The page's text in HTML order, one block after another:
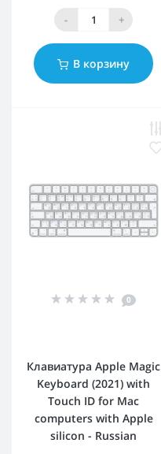
- +
В корзину
0
Клавиатура Apple Magic
Keyboard (2021) with
Touch ID for Mac
computers with Apple
silicon - Russian